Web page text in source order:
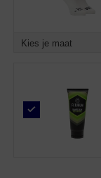
Kies je maat